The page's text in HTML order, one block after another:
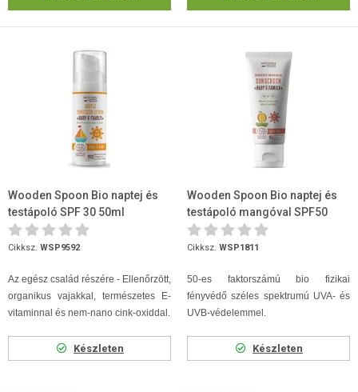
Wooden Spoon Bio naptej és
testápoló SPF 30 50ml
Cikksz. WSP9592
Az egész család részére - Ellenőrzött,
organikus vajakkal, természetes E-
vitaminnal és nem-nano cink-oxiddal.
Készleten
Wooden Spoon Bio naptej és
testápoló mangóval SPF50
100ml
Cikksz. WSP1811
50-es faktorszámú bio fizikai
fényvédő széles spektrumú UVA- és
UVB-védelemmel.
Készleten